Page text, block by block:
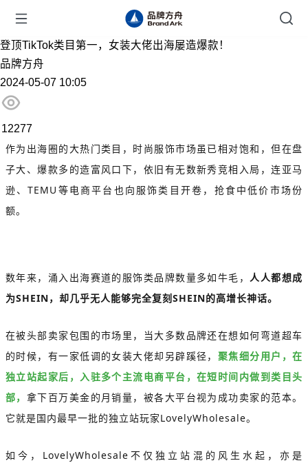
登顶TikTok类目第一，女装大佬出海屡造爆款！
品牌方舟
2024-05-07 10:05
12277
作为出海圈的大热门类目，时尚服饰市场虽已相对饱和，但在盘
子大、爆款多的造富风口下，依旧有无数新秀竞相入局，连亚马
逊、TEMU等电商平台也向服饰类目开卷，抢食中低价市场份
额。
数年来，涌入出海赛道的服饰类品牌数量多如牛毛， 人人都想成
为SHEIN，却几乎无人能够完全复刻SHEIN的高增长神话。
在被头部卖家包围的市场里，当大多数品牌还在想如何弯道超车
的时候，有一家低调的女装大佬却另辟蹊径， 聚焦细分用户，在
独立站起家后，入驻多个主流电商平台，在短时间内做到类目头
部， 拿下百万美金的月销量，被各大平台视为成功卖家的范本。
它就是国内最早一批的独立站玩家LovelyWholesale。
如今，LovelyWholesale不仅独立站混的风生水起，亦是